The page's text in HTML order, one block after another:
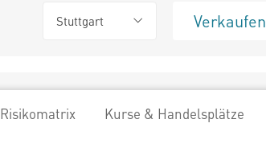
Stuttgart Verkaufen
Risikomatrix Kurse & Handelsplätze